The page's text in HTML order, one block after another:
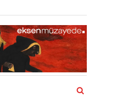
tanrıları nasıl komplo kanıtına